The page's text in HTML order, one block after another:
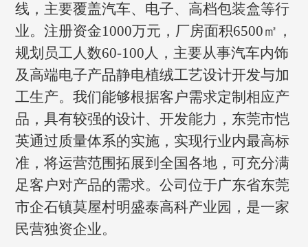
线，主要覆盖汽车、电子、高档包装盒等行
业。注册资金1000万元，厂房面积6500㎡，
规划员工人数60-100人，主要从事汽车内饰
及高端电子产品静电植绒工艺设计开发与加
工生产。我们能够根据客户需求定制相应产
品，具有较强的设计、开发能力，东莞市恺
英通过质量体系的实施，实现行业内最高标
准，将运营范围拓展到全国各地，可充分满
足客户对产品的需求。公司位于广东省东莞
市企石镇莫屋村明盛泰高科产业园，是一家
民营独资企业。